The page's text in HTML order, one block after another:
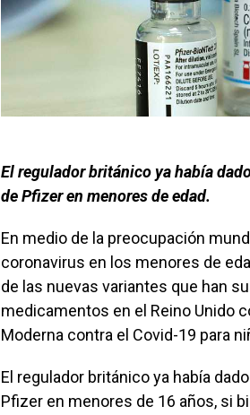
El regulador británico ya había
de Pfizer en menores de edad.
En medio de la preocupación
coronavirus en los menores de
de las nuevas variantes que han
medicamentos en el Reino Unido
Moderna contra el Covid-19 para
El regulador británico ya había
Pfizer en menores de 16 años, si